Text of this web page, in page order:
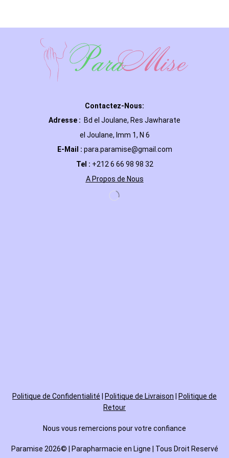
Contactez-Nous:
Adresse : Bd el Joulane, Res Jawharate
el Joulane, Imm 1, N 6
E-Mail : para.paramise@gmail.com
Tel : +212 6 66 98 98 32
A Propos de Nous
Politique de Confidentialité Politique de Livraison
Politique de
Retour
Nous vous remercions pour votre confiance
Paramise 2026© | Parapharmacie en Ligne | Tous Droit Reservé